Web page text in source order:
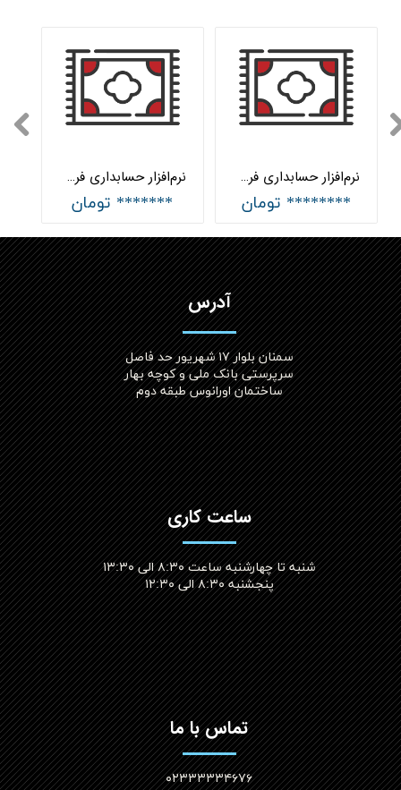
نرم‌افزار حسابداری فرش ماشینی و موکت ساده هلو APEX
******* تومان
نرم‌افزار حسابداری فرش ماشینی و موکت پیشرفته هلو APEX
******** تومان
آدرس
سمنان بلوار ۱۷ شهریور حد فاصل
سرپرستی بانک ملی و کوچه بهار
ساختمان اورانوس طبقه دوم
ساعت کاری
شنبه تا چهارشنبه ساعت ۸:۳۰ الی ۱۳:۳۰
پنجشنبه ۸:۳۰ الی ۱۲:۳۰​​​​​​​
تماس با ما
۰۲۳۳۳۳۳۴۶۷۶